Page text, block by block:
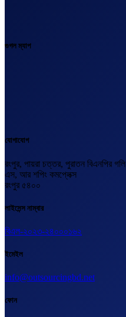
গুগল ম্যাপ
যোগাযোগ
রংপুর, পায়রা চত্তর, পুরাতন বিএনপির গলি
এস, আর শপিং কমপ্লেক্স
রংপুর ৫৪০০
লাইসেন্স নাম্বার
বিএল-২০২৩-২৪০০০১৬২
ইমেইল
info@outsourcingbd.net
ফোন